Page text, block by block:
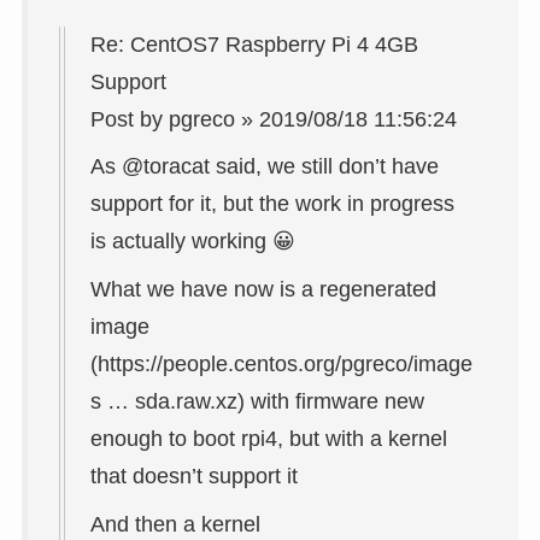
Re: CentOS7 Raspberry Pi 4 4GB
Support
Post by pgreco » 2019/08/18 11:56:24
As @toracat said, we still don’t have
support for it, but the work in progress
is actually working 😀
What we have now is a regenerated
image
(https://people.centos.org/pgreco/image
s … sda.raw.xz) with firmware new
enough to boot rpi4, but with a kernel
that doesn’t support it
And then a kernel